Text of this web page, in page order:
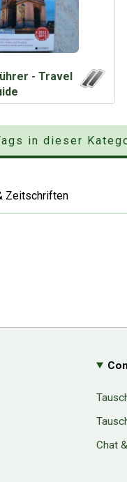
- Travel
in dieser
Zeitschriften
Chat